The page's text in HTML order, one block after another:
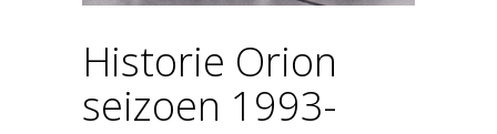
Historie Orion
seizoen 1993-